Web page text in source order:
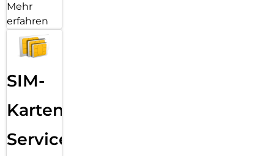
Mehr
erfahren
SIM-
Karten
Service: